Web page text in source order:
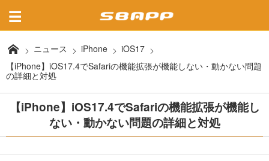
ニュース iPhone
iOS17
【iPhone】iOS17.4でSafariの機能拡張が機能しない・動かない問題
の詳細と対処
【iPhone】iOS17.4でSafariの機能拡張が機能し
ない・動かない問題の詳細と対処